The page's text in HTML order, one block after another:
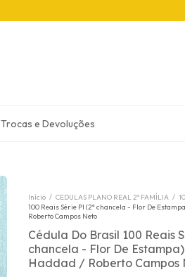
Trocas e Devoluções
Início / CEDULAS PLANO REAL 2º FAMÍLIA /
100 Reais Série PI (2ª chancela - Flor De
Roberto Campos Neto
Cédula Do Brasil 100 Reais
chancela - Flor De
Haddad / Roberto Campos